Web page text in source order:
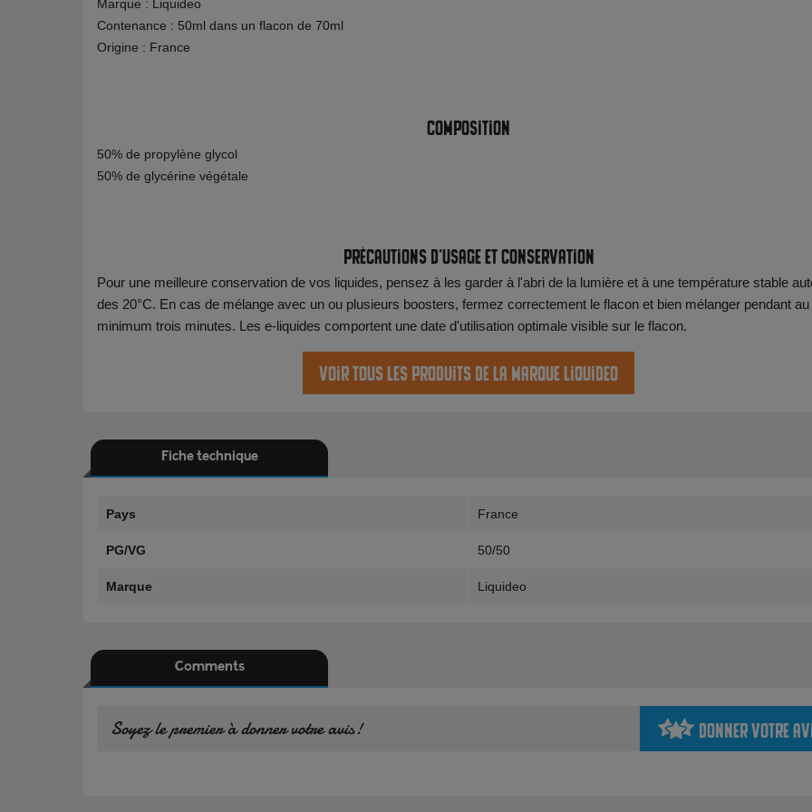
Marque : Liquideo
Contenance : 50ml dans un flacon de 70ml
Origine : France
Composition
50% de propylène glycol
50% de glycérine végétale
Précautions d'usage et conservation
Pour une meilleure conservation de vos liquides, pensez à les garder à l'abri de la lumière et à une température stable
des 20°C. En cas de mélange avec un ou plusieurs boosters, fermez correctement le flacon et bien mélanger pendant au
minimum trois minutes. Les e-liquides comportent une date d'utilisation optimale visible sur le flacon.
Voir tous les produits de la marque Liquideo
Fiche technique
Pays France
PG/VG 50/50
Marque Liquideo
Comments
Soyez le premier à donner votre avis! Donner votre